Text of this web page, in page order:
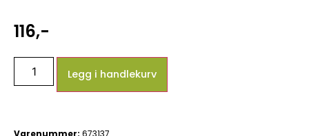
116,-
Legg i handlekurv